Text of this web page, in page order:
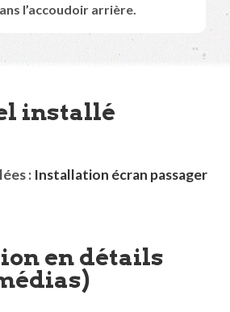
l’accoudoir arrière.
installé
: Installation écran passager
en détails